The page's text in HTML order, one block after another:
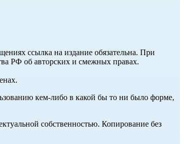
ссылка на издание обязательна. При
РФ об авторских и смежных правах.
кем-либо в какой бы то ни было форме,
собственностью. Копирование без